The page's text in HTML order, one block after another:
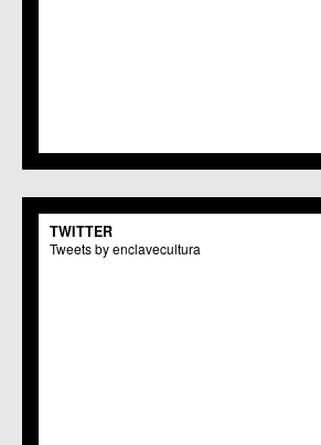
TWITTER
Tweets by enclavecultura